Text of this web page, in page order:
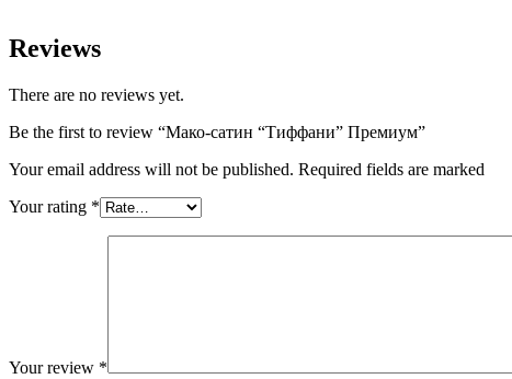
Reviews
There are no reviews yet.
Be the first to review “Мако-сатин “Тиффани” Премиум”
Your email address will not be published. Required fields are marked
Your rating *
Your review *